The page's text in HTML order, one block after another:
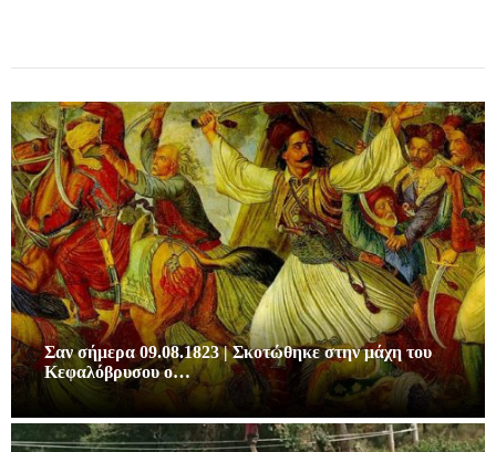
Σαν σήμερα 09.08.1823 | Σκοτώθηκε στην μάχη του
Κεφαλόβρυσου ο…